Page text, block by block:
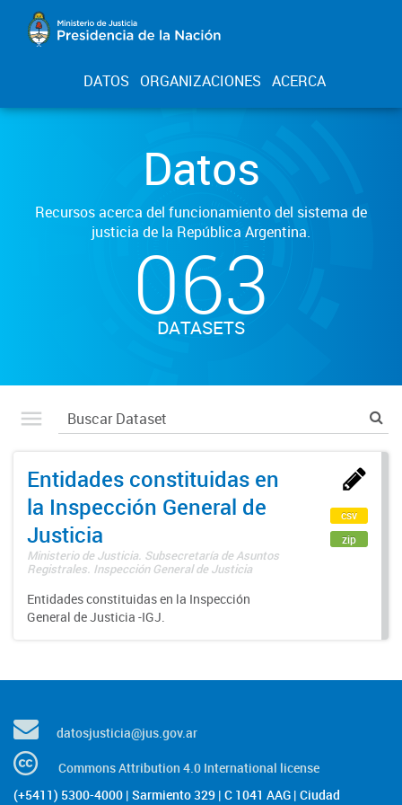
DATOS ORGANIZACIONES ACERCA
Datos
Recursos acerca del funcionamiento del sistema de
justicia de la República Argentina.
063
DATASETS
Entidades constituidas en
la Inspección General de
Justicia
Ministerio de Justicia. Subsecretaría de Asuntos
Registrales. Inspección General de Justicia
Entidades constituidas en la Inspección
General de Justicia -IGJ.
csv
zip
datosjusticia@jus.gov.ar
Commons Attribution 4.0 International license
(+5411) 5300-4000 | Sarmiento 329 | C 1041 AAG | Ciudad